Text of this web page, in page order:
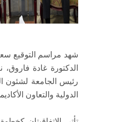
شهد مراسم التوقيع
الدكتورة غادة
رئيس الجامعة لشئون
الدولية والتعاون